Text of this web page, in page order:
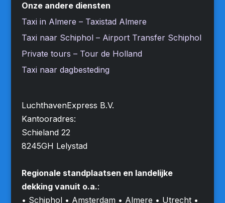
Onze andere diensten
Taxi in Almere – Taxistad Almere
Taxi naar Schiphol – Airport Transfer Schiphol
Private tours – Tour de Holland
Taxi naar dagbesteding
LuchthavenExpress B.V.
Kantooradres:
Schieland 22
8245GH Lelystad
Regionale standplaatsen en landelijke
dekking vanuit o.a.:
• Schiphol • Amsterdam • Almere • Utrecht •